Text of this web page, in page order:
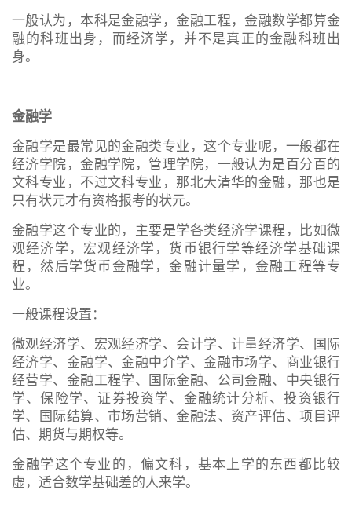
一般认为，本科是金融学，金融工程，金融数学都算金
融的科班出身，而经济学，并不是真正的金融科班出
身。
金融学
金融学是最常见的金融类专业，这个专业呢，一般都在
经济学院，金融学院，管理学院，一般认为是百分百的
文科专业，不过文科专业，那北大清华的金融，那也是
只有状元才有资格报考的状元。
金融学这个专业的，主要是学各类经济学课程，比如微
观经济学，宏观经济学，货币银行学等经济学基础课
程，然后学货币金融学，金融计量学，金融工程等专
业。
一般课程设置：
微观经济学、宏观经济学、会计学、计量经济学、国际
经济学、金融学、金融中介学、金融市场学、商业银行
经营学、金融工程学、国际金融、公司金融、中央银行
学、保险学、证券投资学、金融统计分析、投资银行
学、国际结算、市场营销、金融法、资产评估、项目评
估、期货与期权等。
金融学这个专业的，偏文科，基本上学的东西都比较
虚，适合数学基础差的人来学。